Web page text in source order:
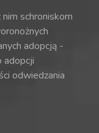
schroniskom
adopcją -
adopcji
odwiedzania